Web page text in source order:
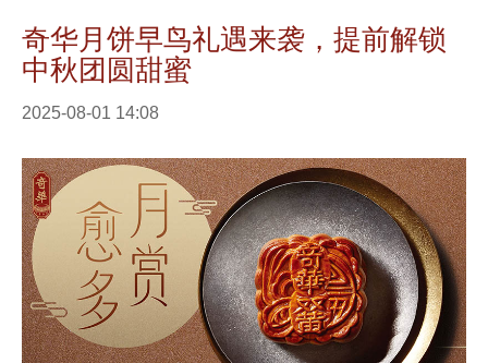
最新推广
网店商城
线下门店
定制服务
嫁喜须知
奇华礼盒
嫁喜礼饼
节日礼品
迪士尼系列
所有产品
联系我们
奇华月饼早鸟礼遇来袭，提前解锁
中秋团圆甜蜜
2025-08-01 14:08